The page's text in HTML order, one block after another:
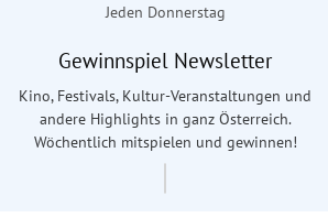
Jeden Donnerstag
Gewinnspiel Newsletter
Kino, Festivals, Kultur-Veranstaltungen und
andere Highlights in ganz Österreich.
Wöchentlich mitspielen und gewinnen!